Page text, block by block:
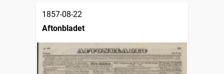
1857-08-22
Aftonbladet